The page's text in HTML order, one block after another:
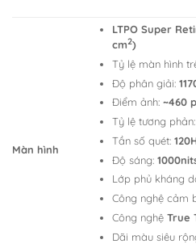
Màn hình
LTPO Super
cm2)
Tỷ lệ màn hình
Độ phân giải:
Điểm ảnh:~460
Tỷ lệ tương
Tần số quét:
Độ sáng:
Lớp phủ kháng
Công nghệ cảm
Công nghệTrue
Dãi màu siêu